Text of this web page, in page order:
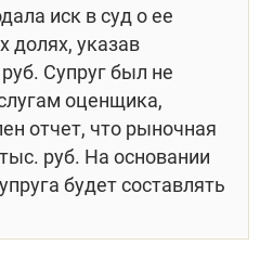
иск в суд о ее
долях, указав
Супруг был не
оценщика,
отчет, что рыночная
руб. На основании
будет составлять